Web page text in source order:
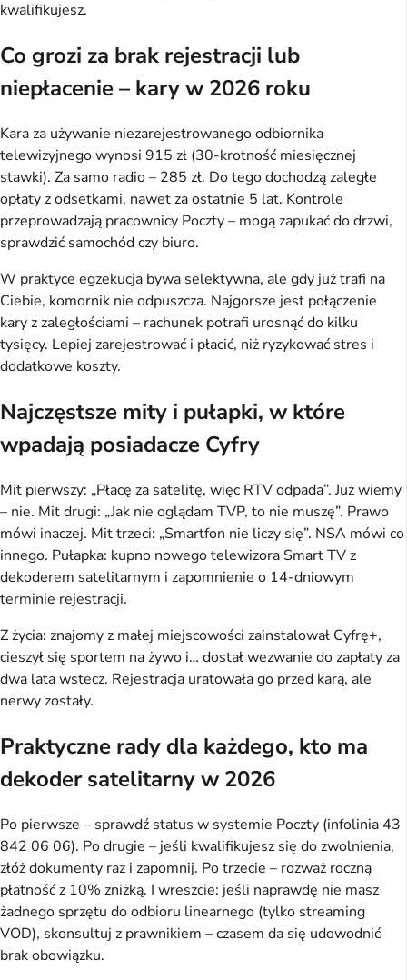
kwalifikujesz.
Co grozi za brak rejestracji lub
niepłacenie – kary w 2026 roku
Kara za używanie niezarejestrowanego odbiornika
telewizyjnego wynosi 915 zł (30-krotność miesięcznej
stawki). Za samo radio – 285 zł. Do tego dochodzą zaległe
opłaty z odsetkami, nawet za ostatnie 5 lat. Kontrole
przeprowadzają pracownicy Poczty – mogą zapukać do drzwi,
sprawdzić samochód czy biuro.
W praktyce egzekucja bywa selektywna, ale gdy już trafi na
Ciebie, komornik nie odpuszcza. Najgorsze jest połączenie
kary z zaległościami – rachunek potrafi urosnąć do kilku
tysięcy. Lepiej zarejestrować i płacić, niż ryzykować stres i
dodatkowe koszty.
Najczęstsze mity i pułapki, w które
wpadają posiadacze Cyfry
Mit pierwszy: „Płacę za satelitę, więc RTV odpada”. Już wiemy
– nie. Mit drugi: „Jak nie oglądam TVP, to nie muszę”. Prawo
mówi inaczej. Mit trzeci: „Smartfon nie liczy się”. NSA mówi co
innego. Pułapka: kupno nowego telewizora Smart TV z
dekoderem satelitarnym i zapomnienie o 14-dniowym
terminie rejestracji.
Z życia: znajomy z małej miejscowości zainstalował Cyfrę+,
cieszył się sportem na żywo i… dostał wezwanie do zapłaty za
dwa lata wstecz. Rejestracja uratowała go przed karą, ale
nerwy zostały.
Praktyczne rady dla każdego, kto ma
dekoder satelitarny w 2026
Po pierwsze – sprawdź status w systemie Poczty (infolinia 43
842 06 06). Po drugie – jeśli kwalifikujesz się do zwolnienia,
złóż dokumenty raz i zapomnij. Po trzecie – rozważ roczną
płatność z 10% zniżką. I wreszcie: jeśli naprawdę nie masz
żadnego sprzętu do odbioru linearnego (tylko streaming
VOD), skonsultuj z prawnikiem – czasem da się udowodnić
brak obowiązku.